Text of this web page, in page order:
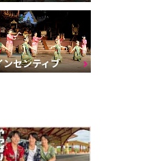
ンセンティブ